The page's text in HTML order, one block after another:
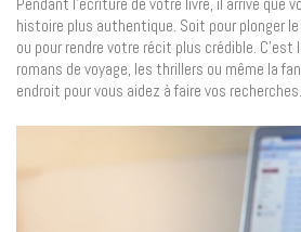
histoire plus authentique. Soit pour plonger
ou pour rendre votre récit plus crédible.
romans de voyage, les thrillers ou même la
endroit pour vous aidez à faire vos recherches.